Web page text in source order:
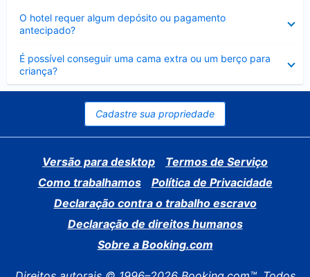
O hotel requer algum depósito ou pagamento
antecipado?
É possível conseguir uma cama extra ou um berço para
criança?
Contraído
Cadastre sua propriedade
Versão para desktop
Termos de Serviço
Como trabalhamos
Política de Privacidade
Declaração contra o trabalho escravo
Declaração de direitos humanos
Sobre a Booking.com